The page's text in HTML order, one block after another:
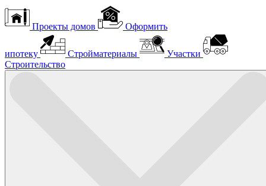
Проекты домов Оформить
ипотеку Стройматериалы
Участки
Строительство